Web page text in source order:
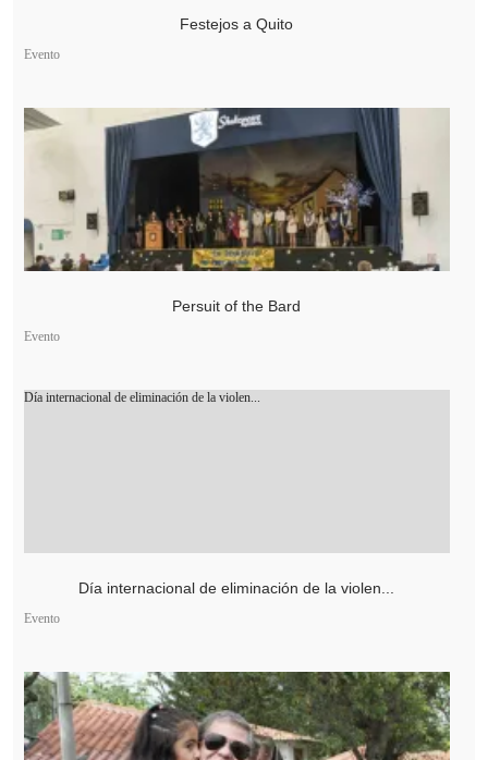
Festejos a Quito
Evento
Persuit of the Bard
Evento
Día internacional de eliminación de la violen...
Día internacional de eliminación de la violen...
Evento